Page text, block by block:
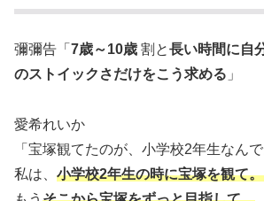
彌彌告「 7歳～10歳 割と長い時間に自
のストイックさだけをこう求める 」
愛希れいか
「宝塚観てたのが、小学校2年生なんで
私は、 小学校2年生の時に宝塚を観て